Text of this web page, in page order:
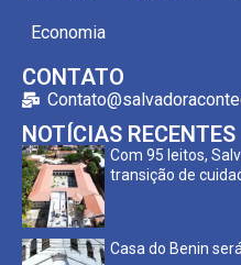
Economia
CONTATO
NOTÍCIAS RECENTES
Com 95 leitos,
transição de
Casa do Benin